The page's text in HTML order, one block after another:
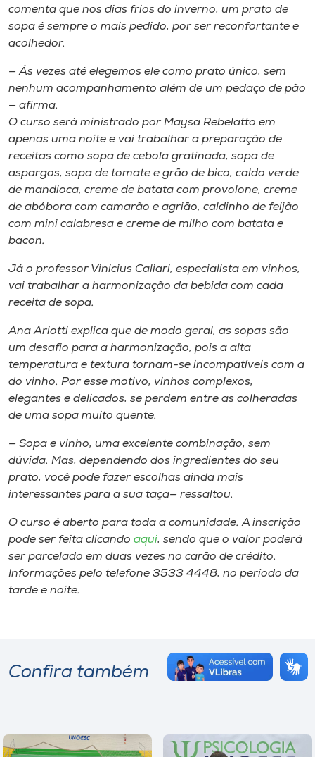
A-
comenta que nos dias frios do inverno, um prato de
sopa é sempre o mais pedido, por ser reconfortante e
acolhedor.
— Ás vezes até elegemos ele como prato único, sem
nenhum acompanhamento além de um pedaço de pão
— afirma.
O curso será ministrado por Maysa Rebelatto em
apenas uma noite e vai trabalhar a preparação de
receitas como sopa de cebola gratinada, sopa de
aspargos, sopa de tomate e grão de bico, caldo verde
de mandioca, creme de batata com provolone, creme
de abóbora com camarão e agrião, caldinho de feijão
com mini calabresa e creme de milho com batata e
bacon.
Já o professor Vinicius Caliari, especialista em vinhos,
vai trabalhar a harmonização da bebida com cada
receita de sopa.
Ana Ariotti explica que de modo geral, as sopas são
um desafio para a harmonização, pois a alta
temperatura e textura tornam-se incompatíveis com a
do vinho. Por esse motivo, vinhos complexos,
elegantes e delicados, se perdem entre as colheradas
de uma sopa muito quente.
— Sopa e vinho, uma excelente combinação, sem
dúvida. Mas, dependendo dos ingredientes do seu
prato, você pode fazer escolhas ainda mais
interessantes para a sua taça— ressaltou.
O curso é aberto para toda a comunidade. A inscrição
pode ser feita clicando aqui, sendo que o valor poderá
ser parcelado em duas vezes no carão de crédito.
Informações pelo telefone 3533 4448, no período da
tarde e noite.
Confira também